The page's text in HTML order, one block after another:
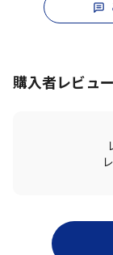
購入者レビュー